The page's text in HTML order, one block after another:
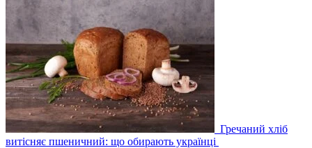
Гречаний хліб
витісняє пшеничний: що обирають українці